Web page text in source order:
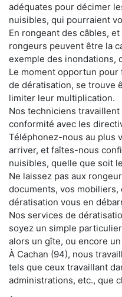
adéquates pour décimer
nuisibles, qui pourraient
En rongeant des câbles,
rongeurs peuvent être la
exemple des inondations,
Le moment opportun
de dératisation, se trouve
limiter leur multiplication.
Nos techniciens
conformité avec les
Téléphonez-nous au plus
arriver, et faîtes-nous
nuisibles, quelle que soit
Ne laissez pas aux
documents, vos
dératisation vous en
Nos services de
soyez un simple
alors un gîte, ou encore
À Cachan (94), nous
tels que ceux travaillant
administrations, etc., que